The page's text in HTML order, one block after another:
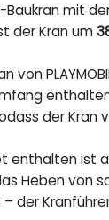
Baukran mit
der Kran um
von
der Kran
enthalten ist
Heben von
der